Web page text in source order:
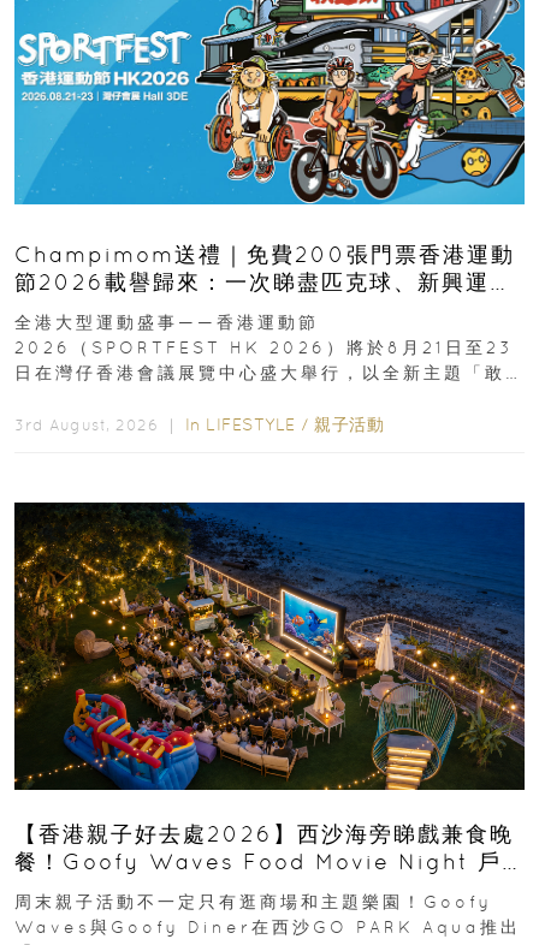
Champimom送禮｜免費200張門票香港運動
節2026載譽歸來：一次睇盡匹克球、新興運
動、街舞比賽＋逾百運動品牌展覽
全港大型運動盛事——香港運動節
2026（SPORTFEST HK 2026）將於8月21日至23
日在灣仔香港會議展覽中心盛大舉行，以全新主題「敢
3rd August, 2026 ｜ In LIFESTYLE / 親子活動
【香港親子好去處2026】西沙海旁睇戲兼食晚
餐！Goofy Waves Food Movie Night 戶
外影院逢週末登場
周末親子活動不一定只有逛商場和主題樂園！Goofy
Waves與Goofy Diner在西沙GO PARK Aqua推出